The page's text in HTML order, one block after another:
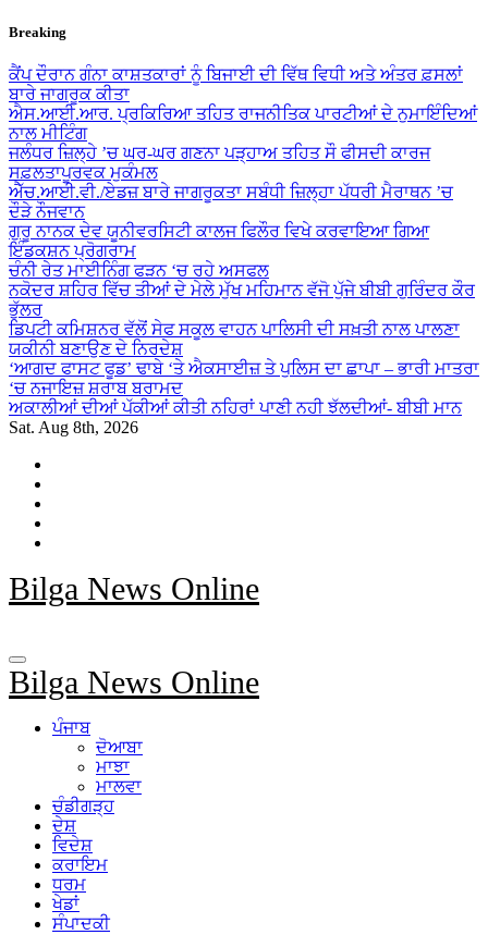
Skip
content
Breaking
ਕੈਂਪ ਦੌਰਾਨ ਗੰਨਾ ਕਾਸ਼ਤਕਾਰਾਂ ਨੂੰ ਬਿਜਾਈ ਦੀ ਵਿੱਥ ਵਿਧੀ ਅਤੇ ਅੰਤਰ ਫ਼ਸਲਾਂ
ਬਾਰੇ ਜਾਗਰੂਕ ਕੀਤਾ
ਐਸ.ਆਈ.ਆਰ. ਪ੍ਰਕਿਰਿਆ ਤਹਿਤ ਰਾਜਨੀਤਿਕ ਪਾਰਟੀਆਂ ਦੇ ਨੁਮਾਇੰਦਿਆਂ
ਨਾਲ ਮੀਟਿੰਗ
ਜਲੰਧਰ ਜ਼ਿਲ੍ਹੇ ’ਚ ਘਰ-ਘਰ ਗਣਨਾ ਪੜ੍ਹਾਅ ਤਹਿਤ ਸੌ ਫੀਸਦੀ ਕਾਰਜ
ਸਫ਼ਲਤਾਪੂਰਵਕ ਮੁਕੰਮਲ
ਐੱਚ.ਆਈ.ਵੀ./ਏਡਜ਼ ਬਾਰੇ ਜਾਗਰੂਕਤਾ ਸਬੰਧੀ ਜ਼ਿਲ੍ਹਾ ਪੱਧਰੀ ਮੈਰਾਥਨ ’ਚ
ਦੌੜੇ ਨੌਜਵਾਨ
ਗੁਰੂ ਨਾਨਕ ਦੇਵ ਯੂਨੀਵਰਸਿਟੀ ਕਾਲਜ ਫਿਲੌਰ ਵਿਖੇ ਕਰਵਾਇਆ ਗਿਆ
ਇੰਡਕਸ਼ਨ ਪ੍ਰੋਗਰਾਮ
ਚੰਨੀ ਰੇਤ ਮਾਈਨਿੰਗ ਫੜਨ ‘ਚ ਰਹੇ ਅਸਫਲ
ਨਕੋਦਰ ਸ਼ਹਿਰ ਵਿੱਚ ਤੀਆਂ ਦੇ ਮੇਲੇ ਮੁੱਖ ਮਹਿਮਾਨ ਵੱਜੋ ਪੁੱਜੇ ਬੀਬੀ ਗੁਰਿੰਦਰ ਕੌਰ
ਭੁੱਲਰ
ਡਿਪਟੀ ਕਮਿਸ਼ਨਰ ਵੱਲੋਂ ਸੇਫ ਸਕੂਲ ਵਾਹਨ ਪਾਲਿਸੀ ਦੀ ਸਖ਼ਤੀ ਨਾਲ ਪਾਲਣਾ
ਯਕੀਨੀ ਬਣਾਉਣ ਦੇ ਨਿਰਦੇਸ਼
‘ਆਗਦ ਫਾਸਟ ਫੂਡ’ ਢਾਬੇ ‘ਤੇ ਐਕਸਾਈਜ਼ ਤੇ ਪੁਲਿਸ ਦਾ ਛਾਪਾ – ਭਾਰੀ ਮਾਤਰਾ
‘ਚ ਨਜਾਇਜ਼ ਸ਼ਰਾਬ ਬਰਾਮਦ
ਅਕਾਲੀਆਂ ਦੀਆਂ ਪੱਕੀਆਂ ਕੀਤੀ ਨਹਿਰਾਂ ਪਾਣੀ ਨਹੀ ਝੱਲਦੀਆਂ- ਬੀਬੀ ਮਾਨ
Sat. Aug 8th, 2026
Bilga News Online
Bilga News Online
ਪੰਜਾਬ
ਦੋਆਬਾ
ਮਾਝਾ
ਮਾਲਵਾ
ਚੰਡੀਗੜ੍ਹ
ਦੇਸ਼
ਵਿਦੇਸ਼
ਕਰਾਇਮ
ਧਰਮ
ਖੇਡਾਂ
ਸੰਪਾਦਕੀ